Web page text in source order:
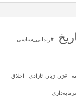
#زندانی_سیاسی
#ژن_ژیان_ئازادی اخلاق